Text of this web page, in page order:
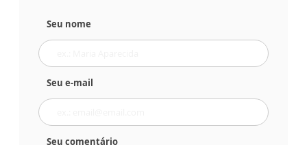
Seu nome
Seu e-mail
Seu comentário